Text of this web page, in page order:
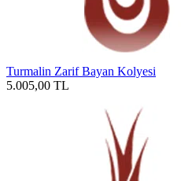
Turmalin Zarif Bayan Kolyesi
5.005,00 TL